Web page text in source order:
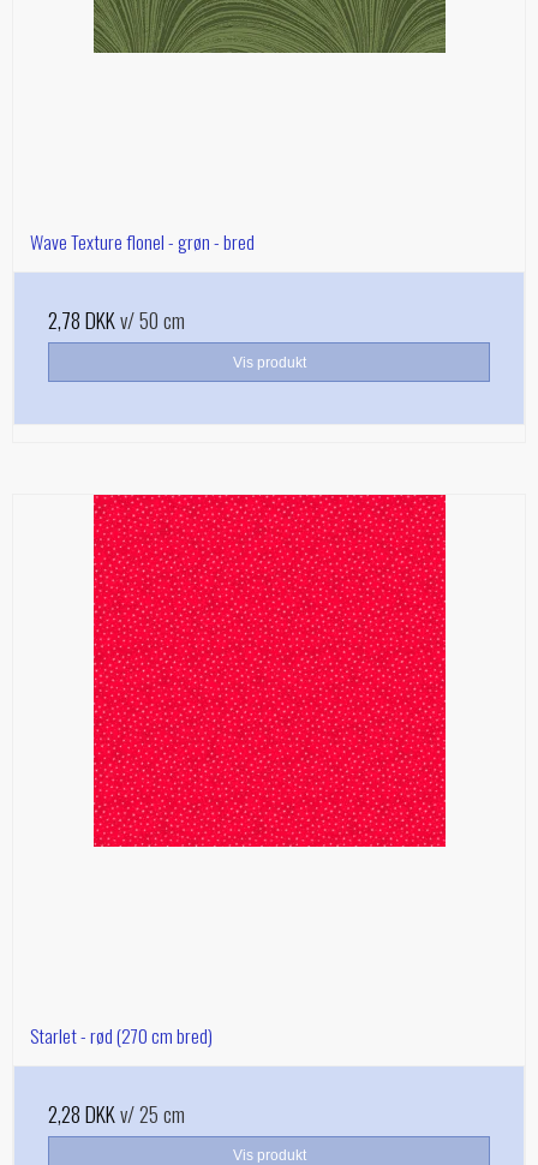
Wave Texture flonel - grøn - bred
2,78 DKKv/ 50 cm
Vis produkt
Starlet - rød (270 cm bred)
2,28 DKKv/ 25 cm
Vis produkt